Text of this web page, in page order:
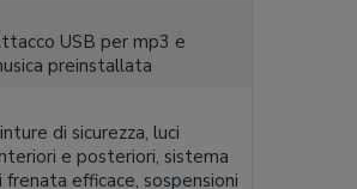
USB per mp3 e
preinstallata
di sicurezza, luci
e posteriori, sistema
frenata efficace, sospensioni